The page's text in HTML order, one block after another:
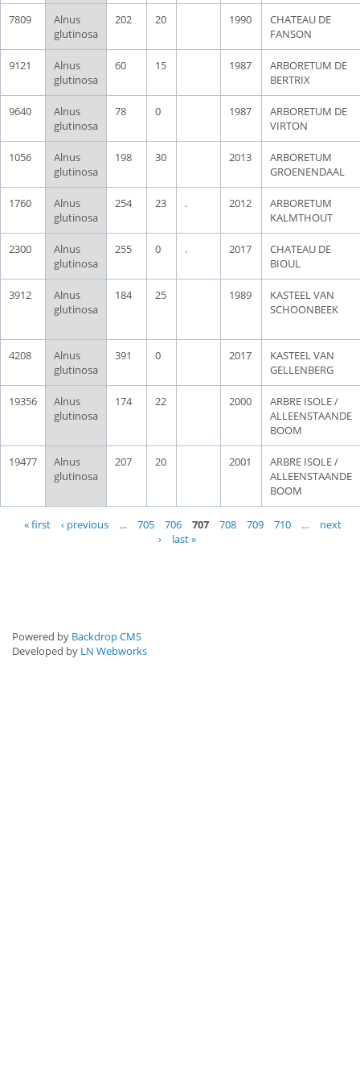
7809
Alnus
glutinosa
202 20 1990
CHATEAU DE
FANSON
9121
Alnus
glutinosa
60 15 1987
ARBORETUM DE
BERTRIX
9640
Alnus
glutinosa
78 0 1987
ARBORETUM DE
VIRTON
1056
Alnus
glutinosa
198 30 2013
ARBORETUM
GROENENDAAL
1760
Alnus
glutinosa
254 23 . 2012
ARBORETUM
KALMTHOUT
2300
Alnus
glutinosa
255 0 . 2017
CHATEAU DE
BIOUL
3912
Alnus
glutinosa
184 25 1989
KASTEEL VAN
SCHOONBEEK
4208
Alnus
glutinosa
391 0 2017
KASTEEL VAN
GELLENBERG
19356
Alnus
glutinosa
174 22 2000
ARBRE ISOLE /
ALLEENSTAANDE
BOOM
19477
Alnus
glutinosa
207 20 2001
ARBRE ISOLE /
ALLEENSTAANDE
BOOM
Pages
« first ‹ previous … 705 706 707 708 709 710 …
next
›
last »
Powered by Backdrop CMS
Developed by LN Webworks